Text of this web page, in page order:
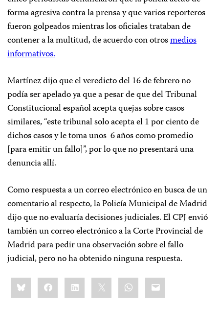
forma agresiva contra la prensa y que varios reporteros
fueron golpeados mientras los oficiales trataban de
contener a la multitud, de acuerdo con otrosmedios
informativos.
Martínez dijo que el veredicto del 16 de febrero no
podía ser apelado ya que a pesar de que del Tribunal
Constitucional español acepta quejas sobre casos
similares, “este tribunal solo acepta el 1 por ciento de
dichos casos y le toma unos 6 años como promedio
[para emitir un fallo]”, por lo que no presentará una
denuncia allí.
Como respuesta a un correo electrónico en busca de un
comentario al respecto, la Policía Municipal de Madrid
dijo que no evaluaría decisiones judiciales. El CPJ envió
también un correo electrónico a la Corte Provincial de
Madrid para pedir una observación sobre el fallo
judicial, pero no ha obtenido ninguna respuesta.
Share
this:BlueskyFacebookLinkedIn WhatsApp
Email